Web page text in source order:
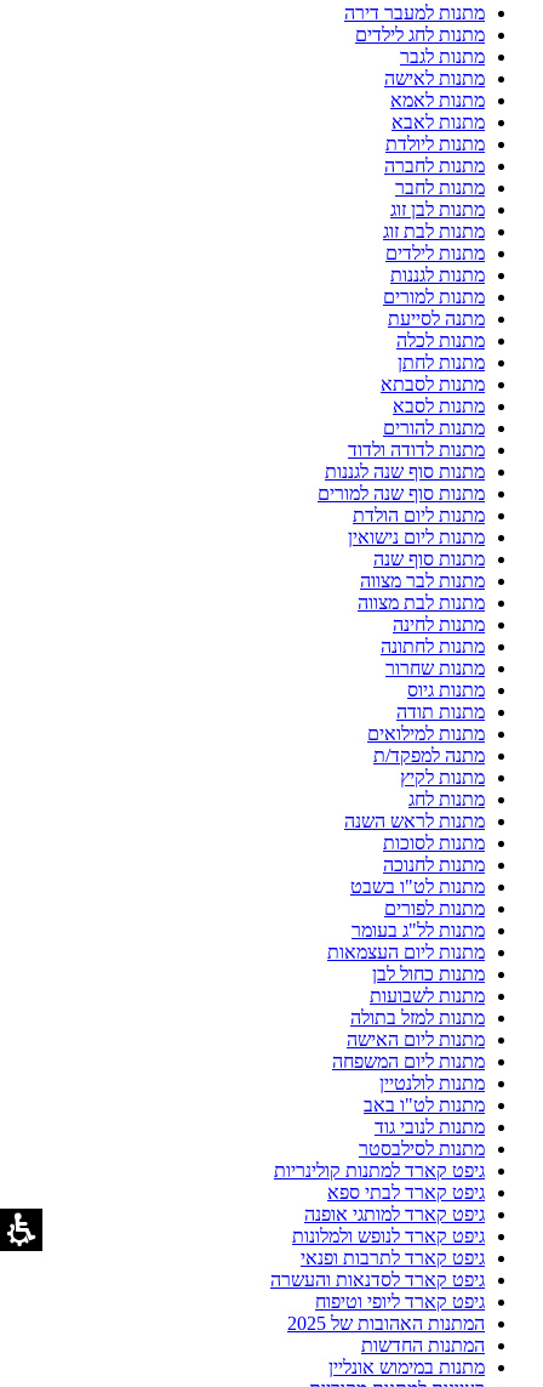
מתנות למעבר דירה
מתנות לחג לילדים
מתנות לגבר
מתנות לאישה
מתנות לאמא
מתנות לאבא
מתנות ליולדת
מתנות לחברה
מתנות לחבר
מתנות לבן זוג
מתנות לבת זוג
מתנות לילדים
מתנות לגננות
מתנות למורים
מתנה לסייעת
מתנות לכלה
מתנות לחתן
מתנות לסבתא
מתנות לסבא
מתנות להורים
מתנות לדודה ולדוד
מתנות סוף שנה לגננות
מתנות סוף שנה למורים
מתנות ליום הולדת
מתנות ליום נישואין
מתנות סוף שנה
מתנות לבר מצווה
מתנות לבת מצווה
מתנות לחינה
מתנות לחתונה
מתנות שחרור
מתנות גיוס
מתנות תודה
מתנות למילואים
מתנה למפקד/ת
מתנות לקיץ
מתנות לחג
מתנות לראש השנה
מתנות לסוכות
מתנות לחנוכה
מתנות לט"ו בשבט
מתנות לפורים
מתנות לל"ג בעומר
מתנות ליום העצמאות
מתנות כחול לבן
מתנות לשבועות
מתנות למזל בתולה
מתנות ליום האישה
מתנות ליום המשפחה
מתנות לולנטיין
מתנות לט"ו באב
מתנות לנובי גוד
מתנות לסילבסטר
גיפט קארד למתנות קולינריות
גיפט קארד לבתי ספא
גיפט קארד למותגי אופנה
גיפט קארד לנופש ולמלונות
גיפט קארד לתרבות ופנאי
גיפט קארד לסדנאות והעשרה
גיפט קארד ליופי וטיפוח
המתנות האהובות של 2025
המתנות החדשות
מתנות במימוש אונליין